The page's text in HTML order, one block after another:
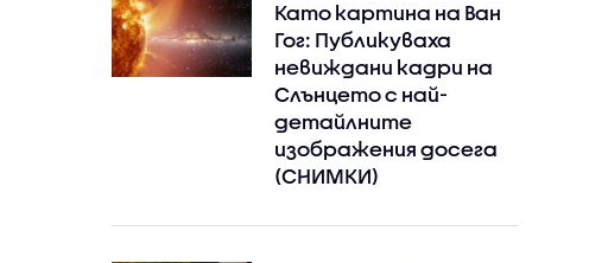
Като картина на Ван
Гог: Публикуваха
невиждани кадри на
Слънцето с най-
детайлните
изображения досега
(СНИМКИ)